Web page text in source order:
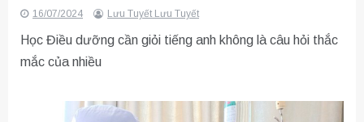
16/07/2024 Lưu Tuyết Lưu Tuyết
Học Điều dưỡng cần giỏi tiếng anh không là câu hỏi thắc
mắc của nhiều